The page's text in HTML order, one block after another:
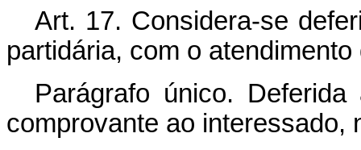
Art. 17. Considera-se
partidária, com o
Parágrafo único.
comprovante ao interessado,